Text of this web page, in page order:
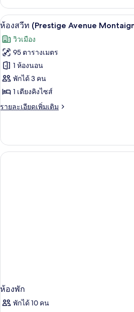
Balcon
เกี่ยว
กับ
Suite
Vue
Avenue
Montaigne
avec
Balcon
เปิด
ภาพถ่าย
ทั้งหมด
ของ
ห้อง
สวีท
(Prestige
View)
ห้องส
4
ห้องสวีท (Prestige Avenue
วิวเมือง
95 ตารางเมตร
1 ห้องนอน
พักได้ 3 คน
1 เตียงคิงไซส์
รายละเอียดเพิ่มเติม
ราย
เกี่ยว
กับ
ห้อง
ห้องพัก
พักได้ 10 คน